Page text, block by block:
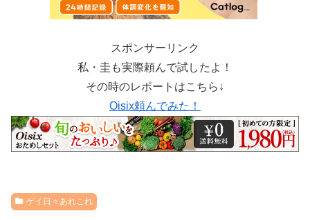
スポンサーリンク
私・圭も実際頼んで試したよ！
その時のレポートはこちら↓
Oisix頼んでみた！
ゲイ日々あれこれ